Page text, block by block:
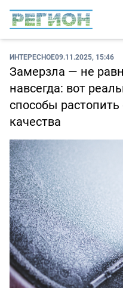
ИНТЕРЕСНОЕ09.11.2025, 15:46
Замерзла — не
навсегда: вот
способы
качества